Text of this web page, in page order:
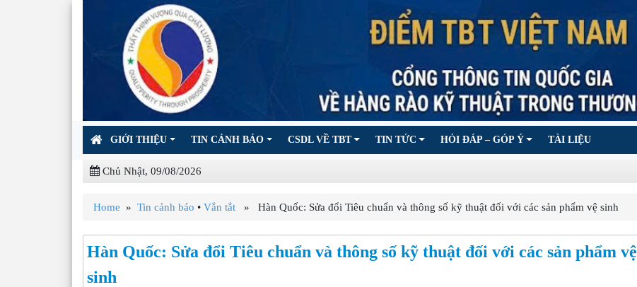
GIỚI THIỆU TIN CẢNH BÁO CSDL VỀ TBT TIN TỨC HỎI ĐÁP – GÓP Ý TÀI LIỆU
Chủ Nhật, 09/08/2026
Home » Tin cảnh báo • Vắn tắt » Hàn Quốc: Sửa đổi Tiêu chuẩn và thông số kỹ thuật đối với các sản phẩm vệ sinh
Hàn Quốc: Sửa đổi Tiêu chuẩn và thông số kỹ thuật đối với các sản phẩm vệ
sinh